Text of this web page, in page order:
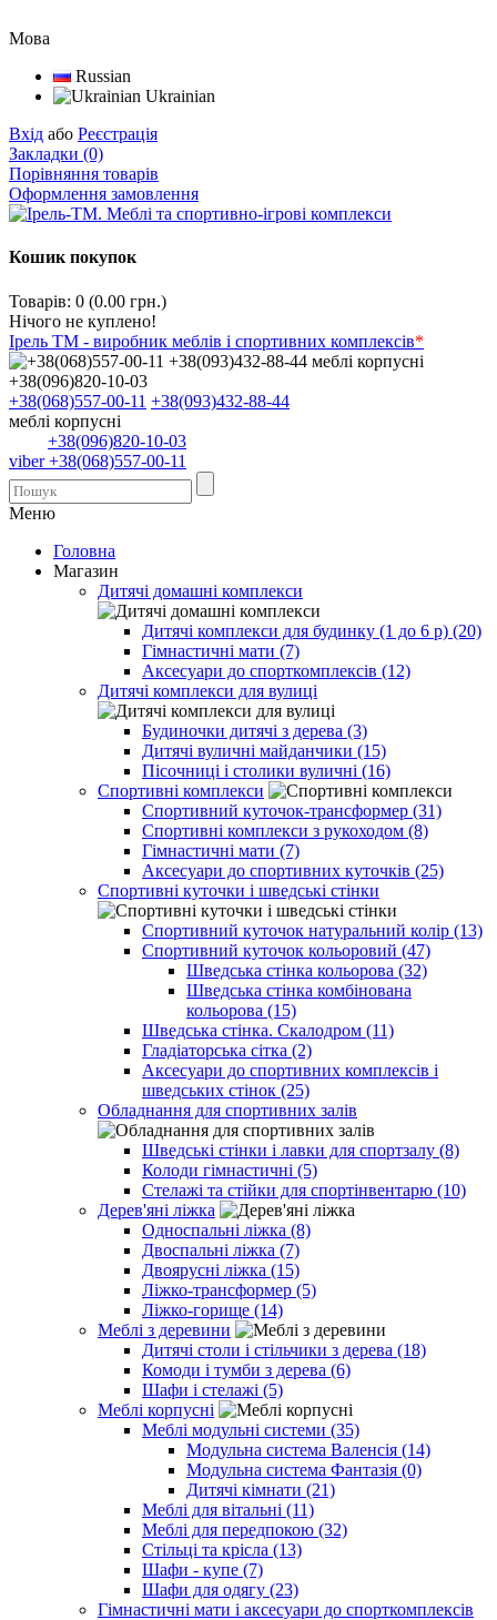
Мова
Russian
Ukrainian
Вхід або Реєстрація
Закладки (0)
Порівняння товарів
Оформлення замовлення
Кошик покупок
Товарів: 0 (0.00 грн.)
Нічого не куплено!
Ірель ТМ - виробник меблів і спортивних комплексів*
+38(068)557-00-11 +38(093)432-88-44
меблі корпусні
+38(096)820-10-03
viber +38(068)557-00-11
Меню
Головна
Магазин
Дитячі домашні комплекси
Дитячі комплекси для будинку (1 до 6 р) (20)
Гімнастичні мати (7)
Аксесуари до спорткомплексів (12)
Дитячі комплекси для вулиці
Будиночки дитячі з дерева (3)
Дитячі вуличні майданчики (15)
Пісочниці і столики вуличні (16)
Спортивні комплекси
Спортивний куточок-трансформер (31)
Спортивні комплекси з рукоходом (8)
Гімнастичні мати (7)
Аксесуари до спортивних куточків (25)
Спортивні куточки і шведські стінки
Спортивний куточок натуральний колір (13)
Спортивний куточок кольоровий (47)
Шведська стінка кольорова (32)
Шведська стінка комбінована
кольорова (15)
Шведська стінка. Скалодром (11)
Гладіаторська сітка (2)
Аксесуари до спортивних комплексів і
шведських стінок (25)
Обладнання для спортивних залів
Шведські стінки і лавки для спортзалу (8)
Колоди гімнастичні (5)
Стелажі та стійки для спортінвентарю (10)
Дерев'яні ліжка
Односпальні ліжка (8)
Двоспальні ліжка (7)
Двоярусні ліжка (15)
Ліжко-трансформер (5)
Ліжко-горище (14)
Меблі з деревини
Дитячі столи і стільчики з дерева (18)
Комоди і тумби з дерева (6)
Шафи і стелажі (5)
Меблі корпусні
Меблі модульні системи (35)
Модульна система Валенсія (14)
Модульна система Фантазія (0)
Дитячі кімнати (21)
Меблі для вітальні (11)
Меблі для передпокою (32)
Стільці та крісла (13)
Шафи - купе (7)
Шафи для одягу (23)
Гімнастичні мати і аксесуари до спорткомплексів